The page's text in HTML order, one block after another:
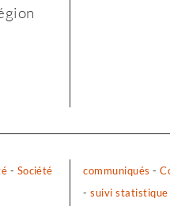
- Société
communiqués -
-suivi statistique